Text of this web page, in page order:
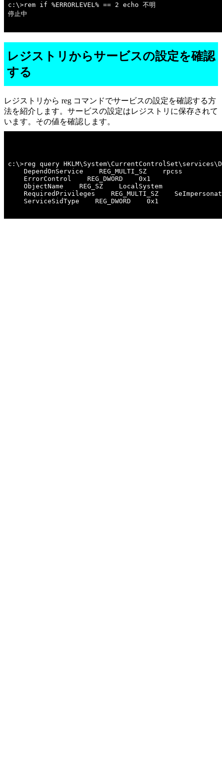
c:\>rem if %ERRORLEVEL% == 2 echo 不明
停止中
レジストリからサービスの設定を確認
する
レジストリから reg コマンドでサービスの設定を確認する方
法を紹介します。サービスの設定はレジストリに保存されて
います。その値を確認します。
c:\>reg query
    DependOnService    REG_MULTI_SZ    rpcss
    ErrorControl    REG_DWORD    0x1
    ObjectName    REG_SZ    LocalSystem
RequiredPrivileges    REG_MULTI_SZ
    ServiceSidType    REG_DWORD    0x1